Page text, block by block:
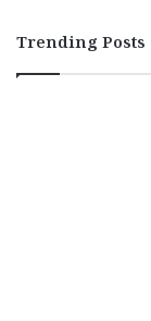
Trending Posts